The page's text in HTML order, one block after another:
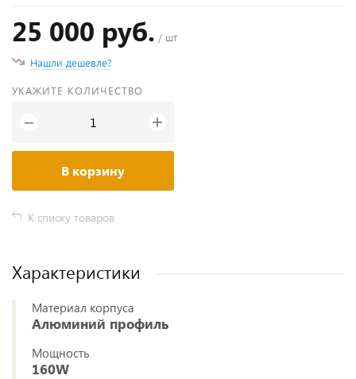
25 000 руб. / шт
Нашли дешевле?
УКАЖИТЕ КОЛИЧЕСТВО
− +
В корзину
К списку товаров
Характеристики
Материал корпуса
Алюминий профиль
Мощность
160W